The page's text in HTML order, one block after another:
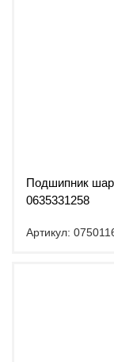
Подшипник
0635331258
Артикул: